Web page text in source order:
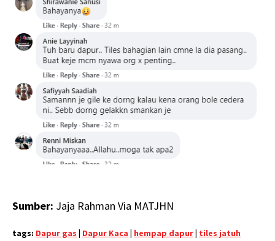
Sumber: Jaja Rahman Via MATJHN
tags: Dapur gas | Dapur Kaca | hempap dapur| tiles jatuh